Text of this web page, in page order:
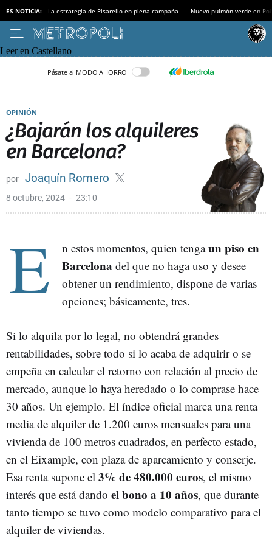
ES NOTICIA: La estrategia de Pisarello en plena campaña Nuevo pulmón verde en
Leer en Castellano
Pásate al MODO AHORRO
OPINIÓN
¿Bajarán los alquileres
en Barcelona?
Joaquín Romero
8 octubre, 2024 23:10
E n estos momentos, quien tengaun piso en
Barcelona del que no haga uso y desee
obtener un rendimiento, dispone de varias
opciones; básicamente, tres.
Si lo alquila por lo legal, no obtendrá grandes
rentabilidades, sobre todo si lo acaba de adquirir o se
empeña en calcular el retorno con relación al precio de
mercado, aunque lo haya heredado o lo comprase hace
30 años. Un ejemplo. El índice oficial marca una renta
media de alquiler de 1.200 euros mensuales para una
vivienda de 100 metros cuadrados, en perfecto estado,
en el Eixample, con plaza de aparcamiento y conserje.
Esa renta supone el 3% de 480.000 euros, el mismo
interés que está dando el bono a 10 años, que durante
tanto tiempo se tuvo como modelo comparativo para el
alquiler de viviendas.